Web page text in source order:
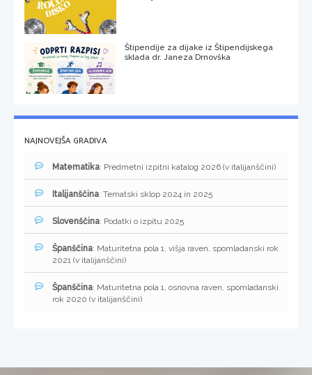
Štipendije za dijake iz Štipendijskega
sklada dr. Janeza Drnovška
NAJNOVEJŠA GRADIVA
Matematika: Predmetni izpitni katalog 2026 (v italijanščini)
Italijanščina: Tematski sklop 2024 in 2025
Slovenščina: Podatki o izpitu 2025
Španščina: Maturitetna pola 1, višja raven, spomladanski rok
2021 (v italijanščini)
Španščina: Maturitetna pola 1, osnovna raven, spomladanski
rok 2020 (v italijanščini)